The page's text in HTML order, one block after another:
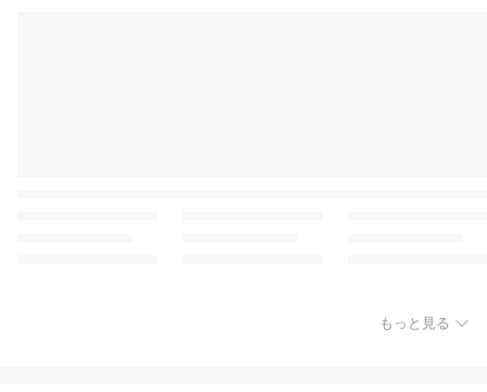
もっと見る